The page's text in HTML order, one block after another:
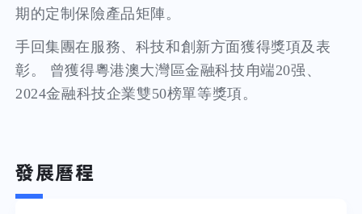
期的定制保險產品矩陣。
手回集團在服務、科技和創新方面獲得獎項及表
彰。 曾獲得粵港澳大灣區金融科技甪端20强、
2024金融科技企業雙50榜單等獎項。
發展曆程